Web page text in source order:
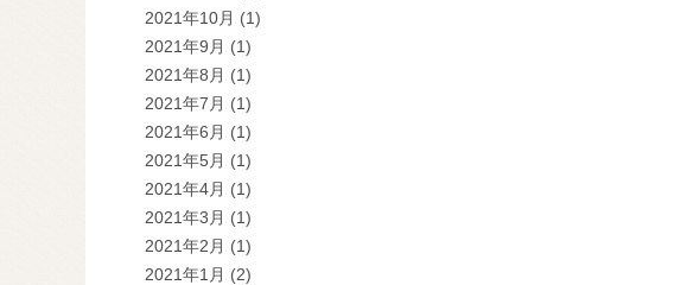
2021年10月 (1)
2021年9月 (1)
2021年8月 (1)
2021年7月 (1)
2021年6月 (1)
2021年5月 (1)
2021年4月 (1)
2021年3月 (1)
2021年2月 (1)
2021年1月 (2)